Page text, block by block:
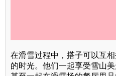
在滑雪过程中，搭子可以互
的时光。他们一起享受雪山